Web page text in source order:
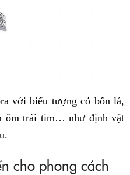
với biểu tượng cỏ bốn lá,
ôm trái tim… như định vật
cho phong cách